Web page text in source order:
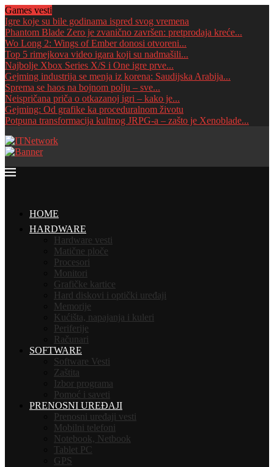
Games vesti
Igre koje su bile godinama ispred svog vremena
Phantom Blade Zero je zvanično završen: pretprodaja kreće...
Wo Long 2: Wings of Ember donosi otvoreni...
Top 5 rimejkova video igara koji su nadmašili...
Najbolje Xbox Series X/S i One igre prve...
Gejming industrija se menja iz korena: Saudijska Arabija...
Sprema se haos na bojnom polju – sve...
Neispričana priča o otkazanoj igri – kako je...
Gejming: Od grafike ka proceduralnom životu
Potpuna transformacija kultnog JRPG-a – zašto je Xenoblade...
HOME
HARDWARE
Hardware vesti
Matične ploče
Procesori
Monitori
Grafičke kartice
Hard diskovi i optički uređaji
Memorije
Kućišta, napajanja i kuleri
Periferije
Računari
SOFTWARE
Software Vesti
Zaštita
Izbor programa
Pomoć i saveti
PRENOSNI UREĐAJI
Prenosni uređaji vesti
Mobilni telefoni
Notebook, Netbook
Tablet PC
GPS